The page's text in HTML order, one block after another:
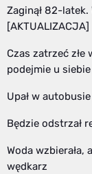
Zaginął 82-latek.
[AKTUALIZACJA]
Czas zatrzeć złe
podejmie u
Upał w
Będzie odstrzał
Woda wzbierała,
wędkarz